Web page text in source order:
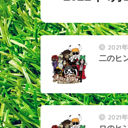
2021
二のヒ
2021